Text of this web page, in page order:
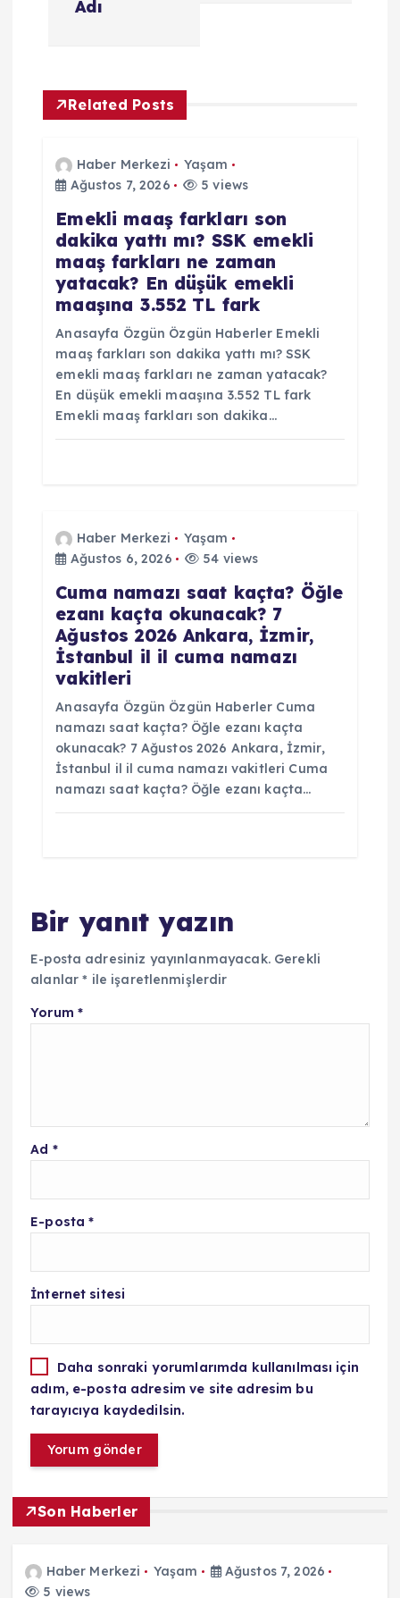
g
e
m
Adı
Related Posts
Haber Merkezi
Yaşam
Ağustos 7, 2026
5 views
Emekli maaş farkları son
dakika yattı mı? SSK emekli
maaş farkları ne zaman
yatacak? En düşük emekli
maaşına 3.552 TL fark
Anasayfa Özgün Özgün Haberler Emekli
maaş farkları son dakika yattı mı? SSK
emekli maaş farkları ne zaman yatacak?
En düşük emekli maaşına 3.552 TL fark
Emekli maaş farkları son dakika…
Haber Merkezi
Yaşam
Ağustos 6, 2026
54 views
Cuma namazı saat kaçta? Öğle
ezanı kaçta okunacak? 7
Ağustos 2026 Ankara, İzmir,
İstanbul il il cuma namazı
vakitleri
Anasayfa Özgün Özgün Haberler Cuma
namazı saat kaçta? Öğle ezanı kaçta
okunacak? 7 Ağustos 2026 Ankara, İzmir,
İstanbul il il cuma namazı vakitleri Cuma
namazı saat kaçta? Öğle ezanı kaçta…
Bir yanıt yazın
E-posta adresiniz yayınlanmayacak. Gerekli
alanlar* ile işaretlenmişlerdir
Yorum *
Ad *
E-posta*
İnternet sitesi
Daha sonraki yorumlarımda kullanılması için
adım, e-posta adresim ve site adresim bu
tarayıcıya kaydedilsin.
Son Haberler
Haber Merkezi Yaşam
Ağustos 7, 2026
5 views